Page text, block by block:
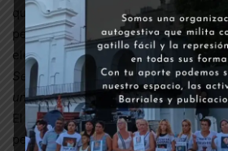
que, una vez que sean recibidos
periciales pendientes, se clausure la
eleve a juicio oral.
Será así el segundo juicio contra
un fusilamiento de gatillo fácil, desde
El primero, el año pasado, permitió
perpetua del oficial Adrián Otero,